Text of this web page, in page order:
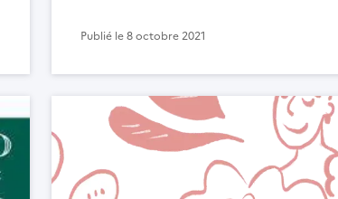
Publié le8 octobre 2021